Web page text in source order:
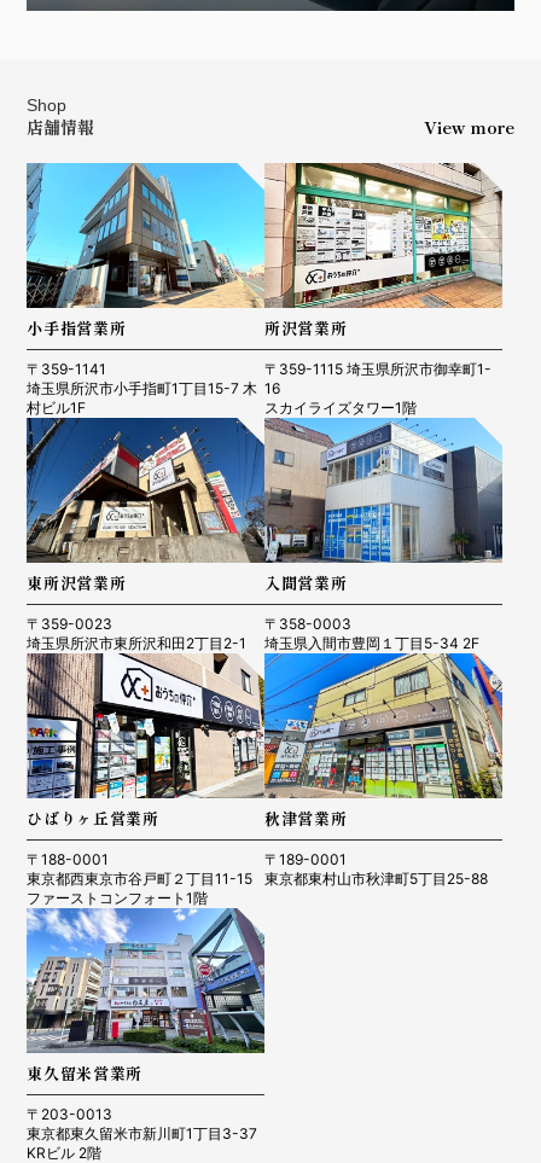
Shop
店舗情報 View more
小手指営業所
〒359-1141
埼玉県所沢市小手指町1丁目15-7 木
村ビル1F
所沢営業所
〒359-1115 埼玉県所沢市御幸町1-
16
スカイライズタワー1階
東所沢営業所
〒359-0023
埼玉県所沢市東所沢和田2丁目2-1
入間営業所
〒358-0003
埼玉県入間市豊岡１丁目5-34 2F
ひばりヶ丘営業所
〒188-0001
東京都西東京市谷戸町２丁目11-15
ファーストコンフォート1階
秋津営業所
〒189-0001
東京都東村山市秋津町5丁目25-88
東久留米営業所
〒203-0013
東京都東久留米市新川町1丁目3-37
KRビル 2階